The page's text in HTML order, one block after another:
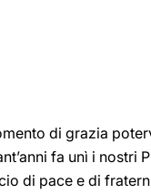
di grazia
fa unì i nostri
di pace e di